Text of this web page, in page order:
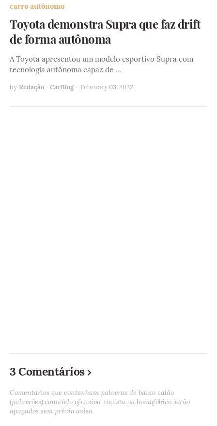
carro autônomo
Toyota demonstra Supra que faz drift
de forma autônoma
A Toyota apresentou um modelo esportivo Supra com
tecnologia autônoma capaz de …
by Redação - CarBlog - February 03, 2022
3 Comentários
Comentários que contenham palavras de baixo calão
(palavrões),conteúdo ofensivo, racista ou homofóbico serão
apagados sem prévio aviso.